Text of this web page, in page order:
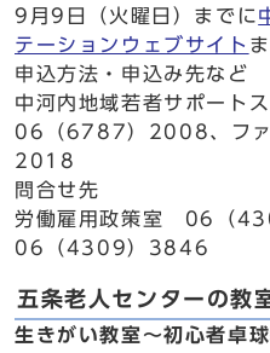
9月9日（火曜日）までに
テーションウェブサイト
申込方法・申込み先など
中河内地域若者サポート
06（6787）2008、フ
2018
問合せ先
労働雇用政策室 06（
06（4309）3846
五条老人センターの教
生きがい教室～初心者卓